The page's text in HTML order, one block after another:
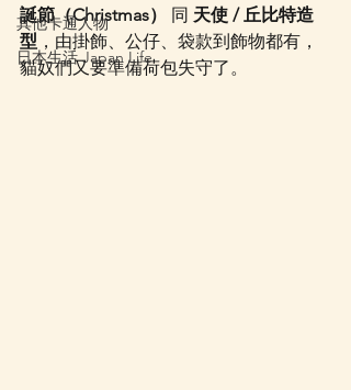
其他卡通人物
日本生活 Japan Life
誕節（Christmas）
同 天使 / 丘比特造
型 ，由掛飾、公仔、袋款到飾物都有，
貓奴們又要準備荷包失守了。